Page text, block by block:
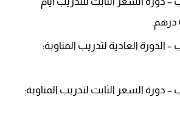
– الدورة العادية لتدريب المناوبة:
– دورة السعر الثابت لتدريب المناوبة: